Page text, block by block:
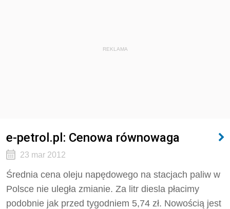
REKLAMA
e-petrol.pl: Cenowa równowaga
23 mar 2012
Średnia cena oleju napędowego na stacjach paliw w
Polsce nie uległa zmianie. Za litr diesla płacimy
podobnie jak przed tygodniem 5,74 zł. Nowością jest